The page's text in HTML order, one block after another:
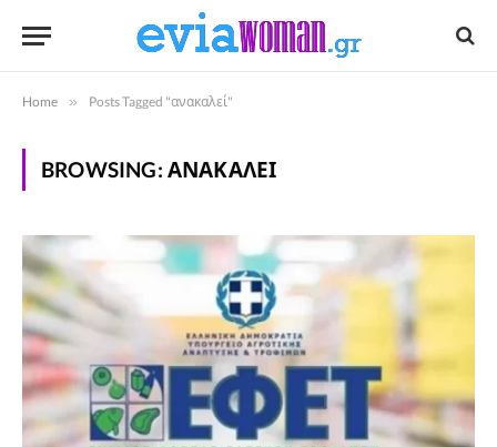
Home » Posts Tagged "ανακαλεί"
BROWSING: ΑΝΑΚΑΛΕΊ